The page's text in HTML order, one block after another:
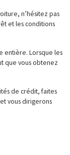
n’hésitez pas
et les conditions
entière. Lorsque les
que vous obtenez
de crédit, faites
vous dirigerons